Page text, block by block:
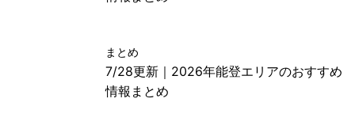
まとめ
7/28更新｜2026年能登エリアのおすすめ
情報まとめ